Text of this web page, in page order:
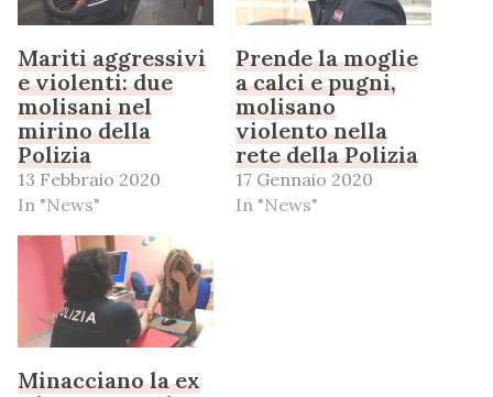
Mariti aggressivi
e violenti: due
molisani nel
mirino della
Polizia
13 Febbraio 2020
In "News"
Prende la moglie
a calci e pugni,
molisano
violento nella
rete della Polizia
17 Gennaio 2020
In "News"
Minacciano la ex